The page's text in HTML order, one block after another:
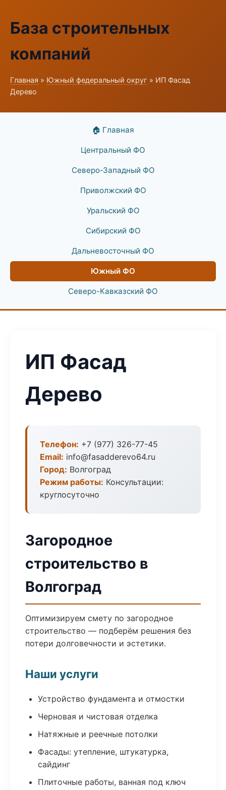
База строительных
компаний
Главная » Южный федеральный округ » ИП Фасад
Дерево
🏠 Главная
Центральный ФО
Северо-Западный ФО
Приволжский ФО
Уральский ФО
Сибирский ФО
Дальневосточный ФО
Южный ФО
Северо-Кавказский ФО
ИП Фасад
Дерево
Телефон: +7 (977) 326-77-45
Email: info@fasadderevo64.ru
Город: Волгоград
Режим работы: Консультации:
круглосуточно
Загородное
строительство в
Волгоград
Оптимизируем смету по загородное
строительство — подберём решения без
потери долговечности и эстетики.
Наши услуги
Устройство фундамента и отмостки
Черновая и чистовая отделка
Натяжные и реечные потолки
Фасады: утепление, штукатурка,
сайдинг
Плиточные работы, ванная под ключ